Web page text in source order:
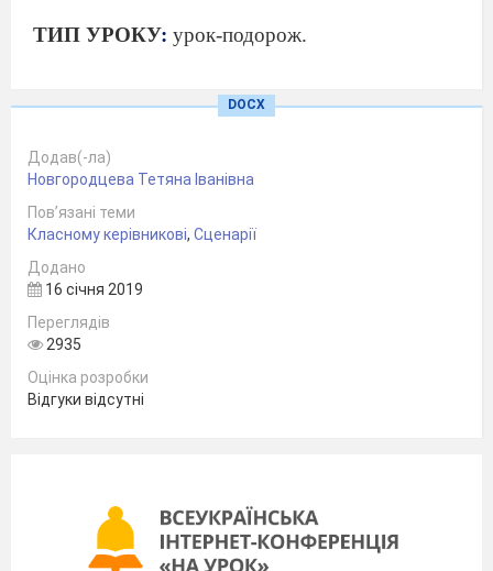
ТИП УРОКУ: урок-подорож.
Хід уроку
Учитель
Діти, я знаю, що ви любите казки,
захоплюєтесь їх щасливим кінцем і
благородними вчинками казкових
погані справи. Отже, казки – це (
КАЗКИ
……………….
DOCX
Додав(-ла)
Новгородцева Тетяна Іванівна
Пов’язані теми
Класному керівникові, Сценарії
Додано
16 січня 2019
Переглядів
2935
Оцінка розробки
Відгуки відсутні